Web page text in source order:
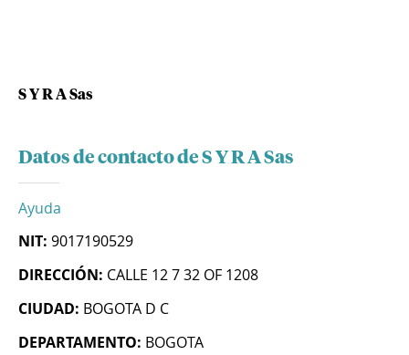
S Y R A Sas
Datos de contacto de S Y R A Sas
Ayuda
NIT: 9017190529
DIRECCIÓN: CALLE 12 7 32 OF 1208
CIUDAD: BOGOTA D C
DEPARTAMENTO: BOGOTA